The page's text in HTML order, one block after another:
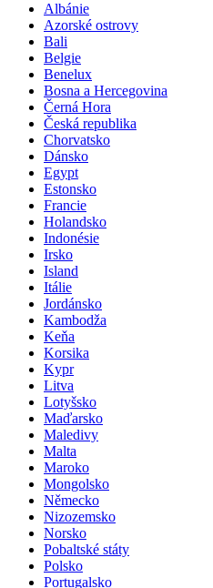
Albánie
Azorské ostrovy
Bali
Belgie
Benelux
Bosna a Hercegovina
Černá Hora
Česká republika
Chorvatsko
Dánsko
Egypt
Estonsko
Francie
Holandsko
Indonésie
Irsko
Island
Itálie
Jordánsko
Kambodža
Keňa
Korsika
Kypr
Litva
Lotyšsko
Maďarsko
Maledivy
Malta
Maroko
Mongolsko
Německo
Nizozemsko
Norsko
Pobaltské státy
Polsko
Portugalsko